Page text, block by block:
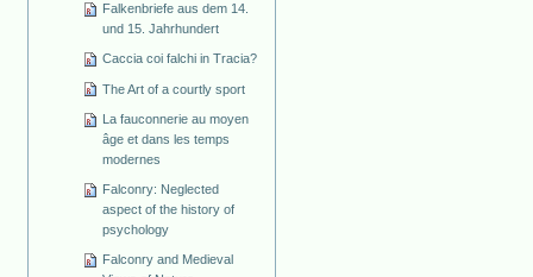
Falkenbriefe aus dem 14.
und 15. Jahrhundert
Caccia coi falchi in Tracia?
The Art of a courtly sport
La fauconnerie au moyen
âge et dans les temps
modernes
Falconry: Neglected
aspect of the history of
psychology
Falconry and Medieval